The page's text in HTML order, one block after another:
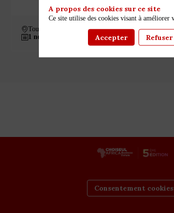
Toubakal
1 nov. 2024
18:00
Consentement cookies
A propos des cookies sur ce site
Ce site utilise des cookies visant à améliorer
Accepter Refuser